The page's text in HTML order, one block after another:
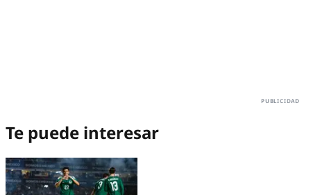
Te puede interesar